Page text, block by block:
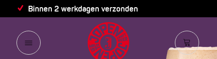
Binnen 2 werkdagen verzonden